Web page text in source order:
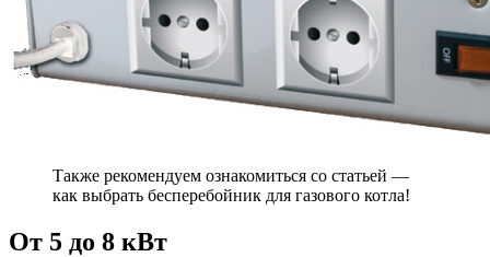
Также рекомендуем ознакомиться со статьей —
как выбрать бесперебойник для газового котла!
От 5 до 8 кВт